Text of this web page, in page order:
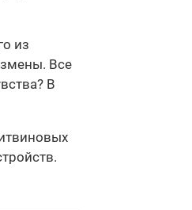
из
Все
В